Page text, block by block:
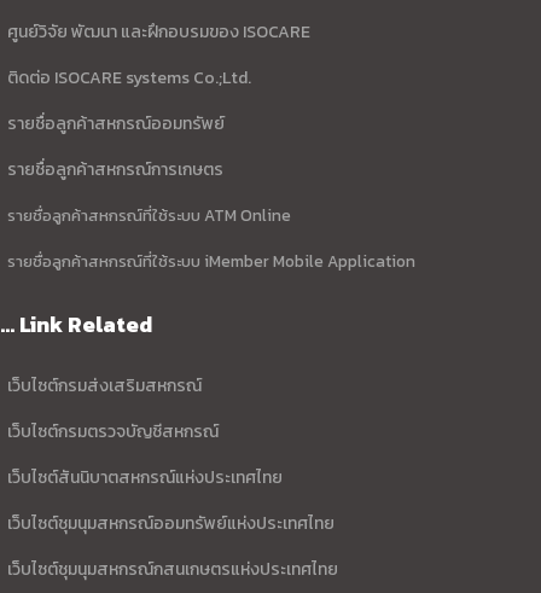
ศูนย์วิจัย พัฒนา และฝึกอบรมของ ISOCARE
ติดต่อ ISOCARE systems Co.;Ltd.
รายชื่อลูกค้าสหกรณ์ออมทรัพย์
รายชื่อลูกค้าสหกรณ์การเกษตร
รายชื่อลูกค้าสหกรณ์ที่ใช้ระบบ ATM Online
รายชื่อลูกค้าสหกรณ์ที่ใช้ระบบ iMember Mobile Application
... Link Related
เว็บไซต์กรมส่งเสริมสหกรณ์
เว็บไซต์กรมตรวจบัญชีสหกรณ์
เว็บไซต์สันนิบาตสหกรณ์แห่งประเทศไทย
เว็บไซต์ชุมนุมสหกรณ์ออมทรัพย์แห่งประเทศไทย
เว็บไซต์ชุมนุมสหกรณ์กสนเกษตรแห่งประเทศไทย